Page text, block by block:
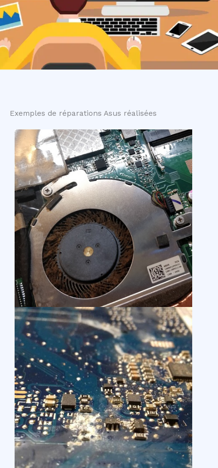
Exemples de réparations Asus réalisées